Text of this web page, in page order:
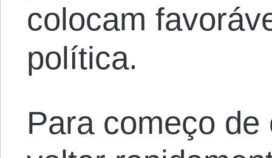
colocam
política.
Para começo